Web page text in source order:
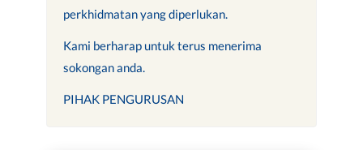
perkhidmatan yang diperlukan.
Kami berharap untuk terus menerima
sokongan anda.
PIHAK PENGURUSAN